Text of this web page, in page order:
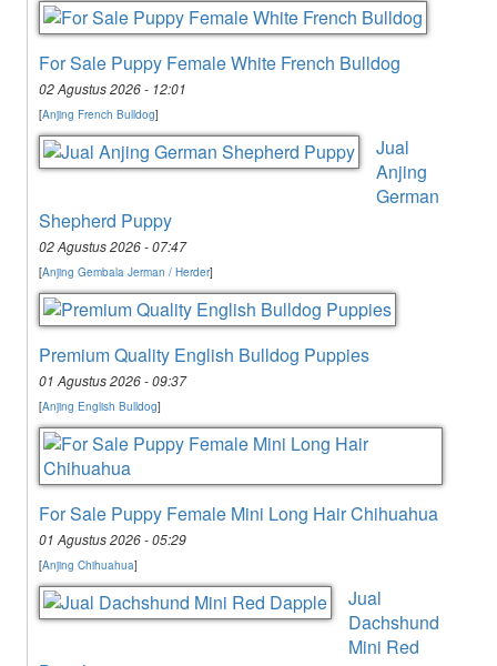
For Sale Puppy Female White French Bulldog
02 Agustus 2026 - 12:01
[Anjing French Bulldog]
Jual
Anjing
German
Shepherd Puppy
02 Agustus 2026 - 07:47
[Anjing Gembala Jerman / Herder]
Premium Quality English Bulldog Puppies
01 Agustus 2026 - 09:37
[Anjing English Bulldog]
For Sale Puppy Female Mini Long Hair Chihuahua
01 Agustus 2026 - 05:29
[Anjing Chihuahua]
Jual
Dachshund
Mini Red